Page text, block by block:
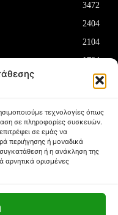
τεχνολογίες όπως
σε πληροφορίες συσκευών.
σε εμάς να
περιήγησης ή μοναδικά
ή η ανάκληση της
αρνητικά ορισμένες
3472
2404
2104
1704
1180
COOKIES (ΕΕ)
2024